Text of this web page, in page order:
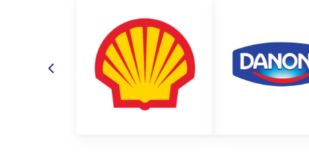
видом декору, який вас цікавить;
кількістю партії;
методом нанесення;
бажаним терміном виготовлення;
бюджетом замовлення.